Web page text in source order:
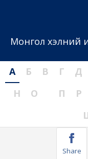
Монгол хэлний
А Б В Г Д
Н
О П Р
Share